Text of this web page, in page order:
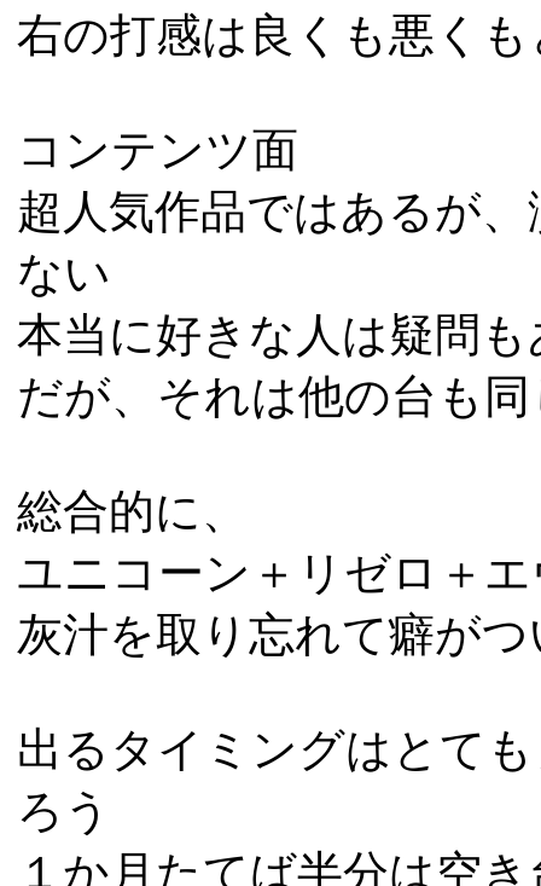
右の打感は良くも悪く
コンテンツ面
超人気作品ではあるが
ない
本当に好きな人は疑問
だが、それは他の台も
総合的に、
ユニコーン＋リゼロ＋
灰汁を取り忘れて癖が
出るタイミングはとて
ろう
１か月たてば半分は空